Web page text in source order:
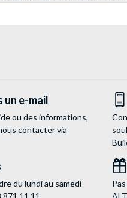
un e-mail
ou des informations,
contacter via
du lundi au samedi